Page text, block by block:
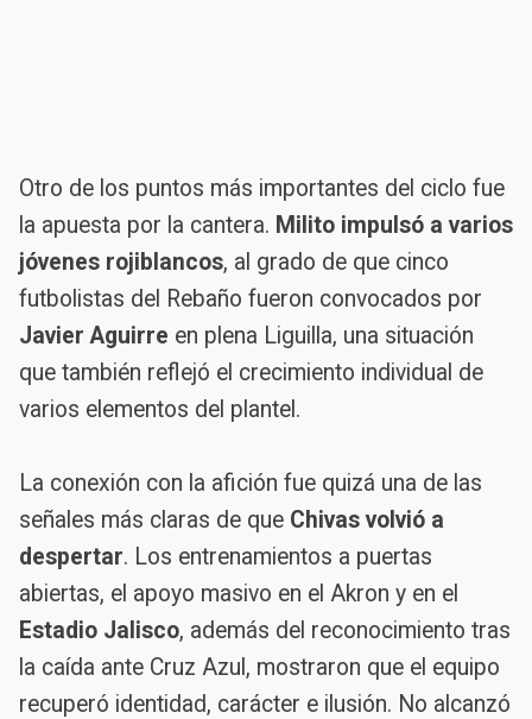
Otro de los puntos más importantes del ciclo fue
la apuesta por la cantera. Milito impulsó a varios
jóvenes rojiblancos, al grado de que cinco
futbolistas del Rebaño fueron convocados por
Javier Aguirre en plena Liguilla, una situación
que también reflejó el crecimiento individual de
varios elementos del plantel.
La conexión con la afición fue quizá una de las
señales más claras de que Chivas volvió a
despertar. Los entrenamientos a puertas
abiertas, el apoyo masivo en el Akron y en el
Estadio Jalisco, además del reconocimiento tras
la caída ante Cruz Azul, mostraron que el equipo
recuperó identidad, carácter e ilusión. No alcanzó